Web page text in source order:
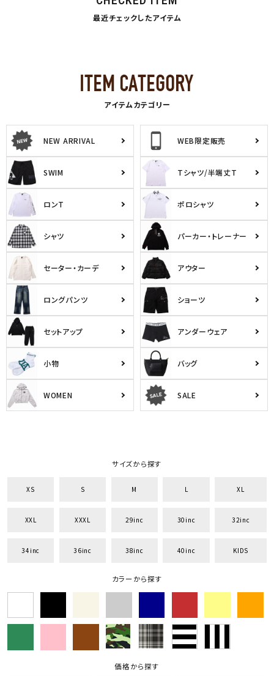
最近チェックしたアイテム
アイテムカテゴリー
NEW ARRIVAL WEB限定販売
SWIM Tシャツ/半端丈T
ロンT ポロシャツ
シャツ パーカー・トレーナー
セーター・カーデ アウター
ロングパンツ ショーツ
セットアップ アンダーウェア
小物 バッグ
WOMEN SALE
サイズから探す
XS S M L XL
XXL XXXL 29inc 30inc 32inc
34inc 36inc 38inc 40inc KIDS
カラーから探す
価格から探す